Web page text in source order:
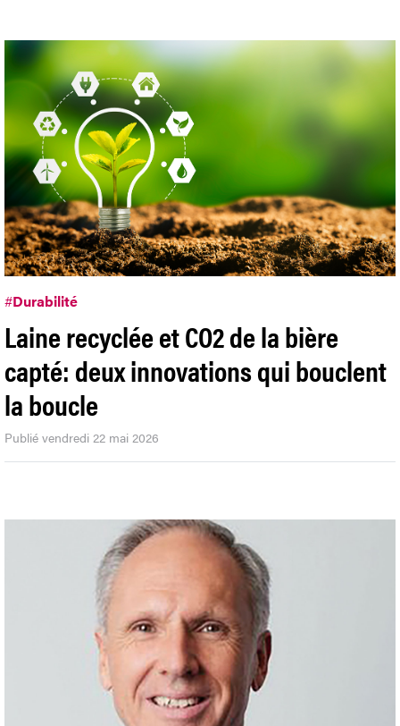
#Durabilité
Laine recyclée et CO2 de la bière
capté: deux innovations qui bouclent
la boucle
Publié vendredi 22 mai 2026